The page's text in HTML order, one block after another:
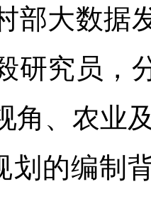
部大数据
研究员，
角、农业
划的编制